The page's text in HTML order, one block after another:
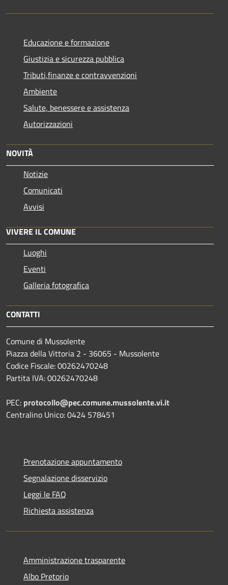
Educazione e formazione
Giustizia e sicurezza pubblica
Tributi,finanze e contravvenzioni
Ambiente
Salute, benessere e assistenza
Autorizzazioni
NOVITÀ
Notizie
Comunicati
Avvisi
VIVERE IL COMUNE
Luoghi
Eventi
Galleria fotografica
CONTATTI
Comune di Mussolente
Piazza della Vittoria 2 - 36065 - Mussolente
Codice Fiscale: 00262470248
Partita IVA: 00262470248
PEC: protocollo@pec.comune.mussolente.vi.it
Centralino Unico: 0424 578451
Prenotazione appuntamento
Segnalazione disservizio
Leggi le FAQ
Richiesta assistenza
Amministrazione trasparente
Albo Pretorio